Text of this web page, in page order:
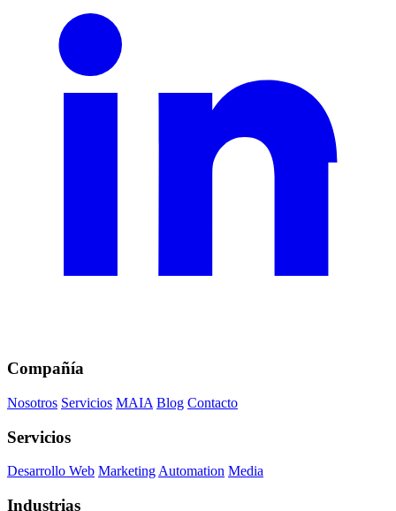
Compañía
Nosotros Servicios MAIA Blog Contacto
Servicios
Desarrollo Web MarketingAutomation Media
Industrias